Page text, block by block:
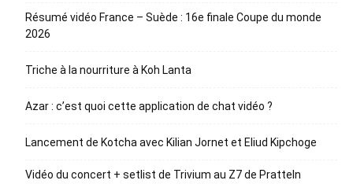
Résumé vidéo France – Suède : 16e finale Coupe du monde
2026
Triche à la nourriture à Koh Lanta
Azar : c’est quoi cette application de chat vidéo ?
Lancement de Kotcha avec Kilian Jornet et Eliud Kipchoge
Vidéo du concert + setlist de Trivium au Z7 de Pratteln